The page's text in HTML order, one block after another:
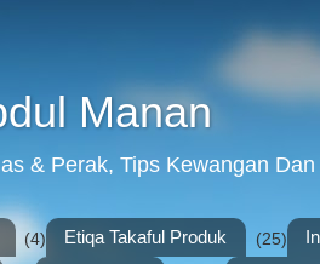
Manan
& Perak, Tips Kewangan
(4) Etiqa Takaful Produk (25)